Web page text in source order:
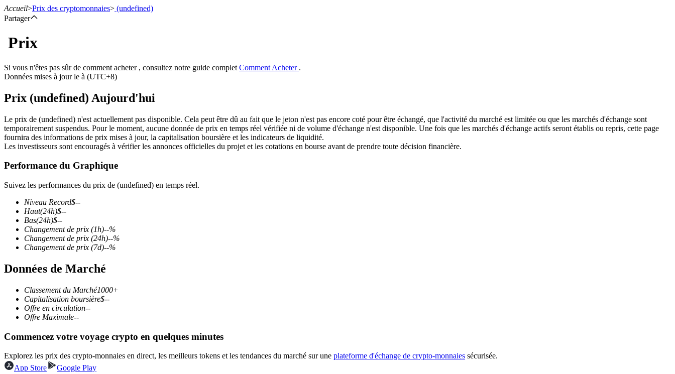
Contrats à terme
Futures USDT
Futures utilisant l'USDT comme garantie
Futures COIN-M
Contrats à terme sur crypto-monnaie
TradFi
Produits dérivés sur actions, forex, métaux précieux et matières premières
Accueil>Prix des cryptomonnaies> (undefined)
Partager
Prix
Si vous n'êtes pas sûr de comment acheter , consultez notre guide complet Comment Acheter .
Données mises à jour le à (UTC+8)
Prix (undefined) Aujourd'hui
Le prix de (undefined) n'est actuellement pas disponible. Cela peut être dû au fait que le jeton n'est pas encore coté pour être échangé, que l'activité du marché est limitée ou que les marchés d'échange sont
temporairement suspendus. Pour le moment, aucune donnée de prix en temps réel vérifiée ni de volume d'échange n'est disponible. Une fois que les marchés d'échange actifs seront établis ou repris, cette page
fournira des informations de prix mises à jour, la capitalisation boursière et les indicateurs de liquidité.
Les investisseurs sont encouragés à vérifier les annonces officielles du projet et les cotations en bourse avant de prendre toute décision financière.
Performance du Graphique
Suivez les performances du prix de (undefined) en temps réel.
Niveau Record$--
Haut(24h)$--
Bas(24h)$--
Changement de prix (1h)--%
Changement de prix (24h)--%
Changement de prix (7d)--%
Données de Marché
Classement du Marché1000+
Capitalisation boursière$--
Offre en circulation--
Offre Maximale--
Commencez votre voyage crypto en quelques minutes
Explorez les prix des crypto-monnaies en direct, les meilleurs tokens et les tendances du marché sur une plateforme d'échange de crypto-monnaies sécurisée.
App Store
Google Play